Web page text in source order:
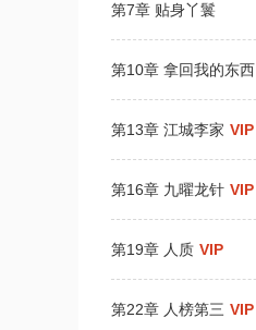
第7章 贴身丫鬟
第10章 拿回我的东西
第13章 江城李家 VIP
第16章 九曜龙针 VIP
第19章 人质 VIP
第22章 人榜第三 VIP